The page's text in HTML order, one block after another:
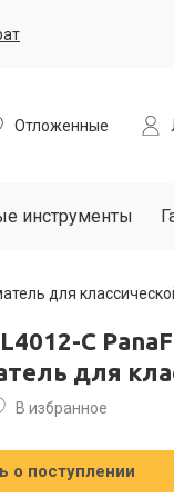
Отложенные
инструменты
для
C
для
В избранное
о поступлении